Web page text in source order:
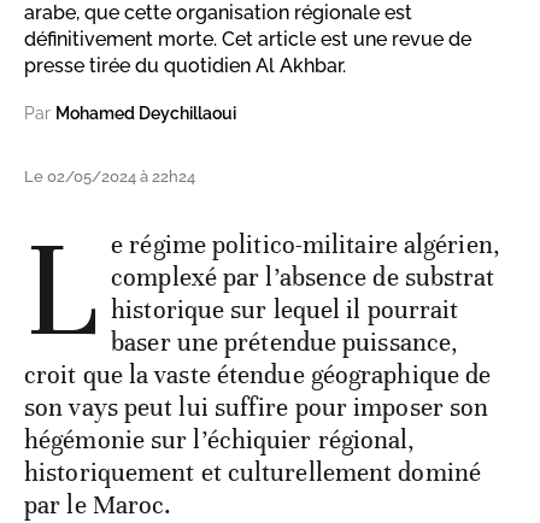
arabe, que cette organisation régionale est
définitivement morte. Cet article est une revue de
presse tirée du quotidien Al Akhbar.
Par Mohamed Deychillaoui
Le 02/05/2024 à 22h24
L e régime politico-militaire algérien,
complexé par l’absence de substrat
historique sur lequel il pourrait
baser une prétendue puissance,
croit que la vaste étendue géographique de
son vays peut lui suffire pour imposer son
hégémonie sur l’échiquier régional,
historiquement et culturellement dominé
par le Maroc.